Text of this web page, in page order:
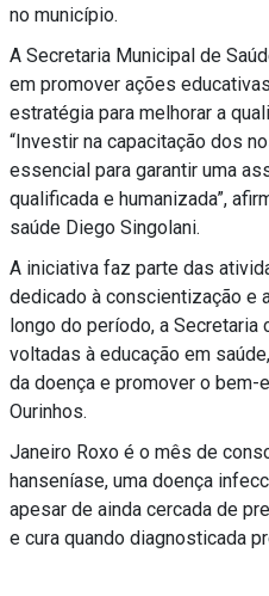
no município.
A Secretaria Municipal de
em promover ações
estratégia para melhorar a
“Investir na capacitação dos
essencial para garantir uma
qualificada e humanizada”,
saúde Diego Singolani.
A iniciativa faz parte das
dedicado à conscientização e
longo do período, a Secretaria
voltadas à educação em
da doença e promover o
Ourinhos.
Janeiro Roxo é o mês de
hanseníase, uma doença
apesar de ainda cercada de
e cura quando diagnosticada